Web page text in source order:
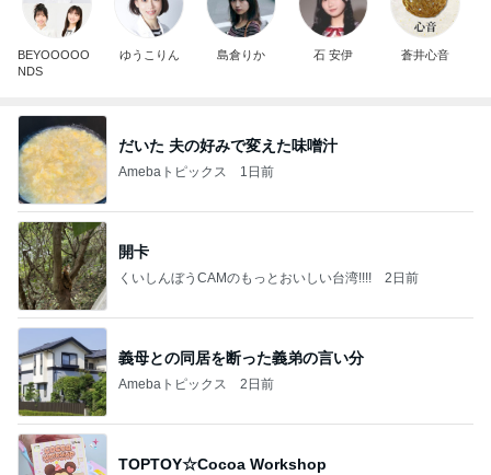
BEYOOOOO
NDS
ゆうこりん 島倉りか 石 安伊 蒼井心音
だいた 夫の好みで変えた味噌汁
Amebaトピックス 1日前
開卡
くいしんぼうCAMのもっとおいしい台湾!!!! 2日前
義母との同居を断った義弟の言い分
Amebaトピックス 2日前
TOPTOY☆Cocoa Workshop